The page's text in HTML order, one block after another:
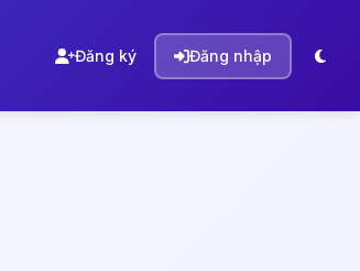
Đăng ký Đăng nhập